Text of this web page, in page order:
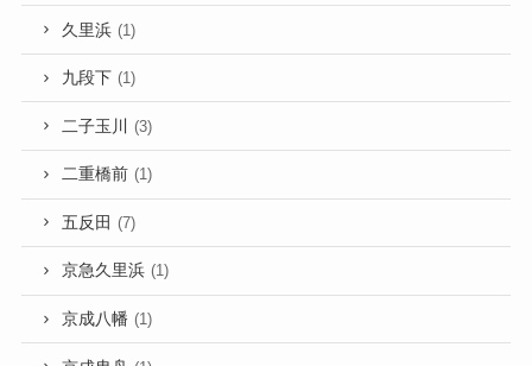
久里浜 (1)
九段下 (1)
二子玉川 (3)
二重橋前 (1)
五反田 (7)
京急久里浜 (1)
京成八幡 (1)